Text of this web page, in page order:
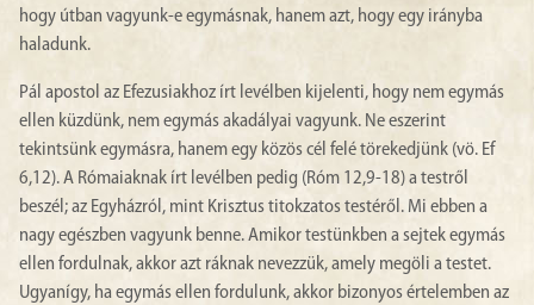
hogy útban vagyunk-e egymásnak, hanem azt, hogy egy irányba
haladunk.
Pál apostol az Efezusiakhoz írt levélben kijelenti, hogy nem egymás
ellen küzdünk, nem egymás akadályai vagyunk. Ne eszerint
tekintsünk egymásra, hanem egy közös cél felé törekedjünk (vö. Ef
6,12). A Rómaiaknak írt levélben pedig (Róm 12,9-18) a testről
beszél; az Egyházról, mint Krisztus titokzatos testéről. Mi ebben a
nagy egészben vagyunk benne. Amikor testünkben a sejtek egymás
ellen fordulnak, akkor azt ráknak nevezzük, amely megöli a testet.
Ugyanígy, ha egymás ellen fordulunk, akkor bizonyos értelemben az